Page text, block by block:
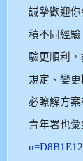
誠摯歡迎
積不同經
驗更順利
規定、變
必瞭解方
青年署也